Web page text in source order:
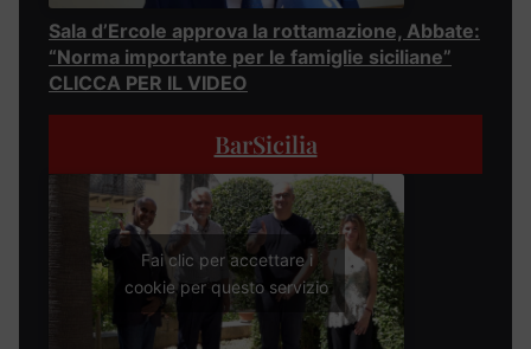
Sala d’Ercole approva la rottamazione, Abbate:
“Norma importante per le famiglie siciliane”
CLICCA PER IL VIDEO
BarSicilia
Fai clic per accettare i
cookie per questo servizio